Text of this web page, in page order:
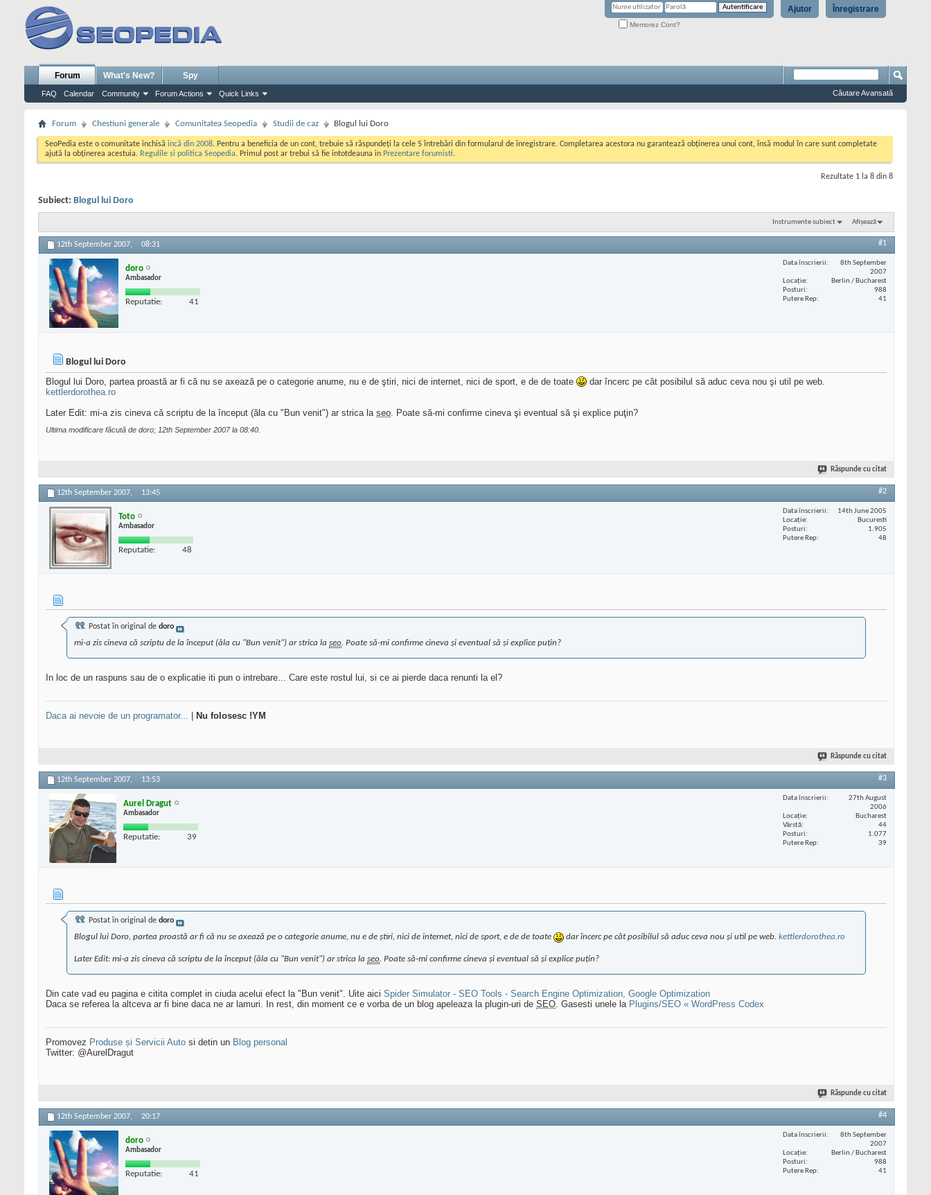
Înregistrare
Ajutor
Memorez Cont?
Forum
FAQ Calendar Community Forum Actions Quick Links
What's New? Spy
Căutare Avansată
Forum Chestiuni generale Comunitatea Seopedia Studii de caz Blogul lui Doro
SeoPedia este o comunitate inchisă incă din 2008. Pentru a beneficia de un cont, trebuie să răspundeți la cele 5 întrebări din formularul de înregistrare. Completarea acestora nu garantează obținerea unui cont, însă modul în care sunt completate
ajută la obținerea acestuia. Regulile si politica Seopedia. Primul post ar trebui să fie intotdeauna in Prezentare forumisti.
Rezultate 1 la 8 din 8
Subiect: Blogul lui Doro
Instrumente subiect Afișează
12th September 2007, 08:31 #1
doro
Ambasador
Reputatie: 41
Data înscrierii
8th September
2007
Locaţie
Berlin / Bucharest
Posturi
988
Putere Rep
41
Blogul lui Doro
Blogul lui Doro, partea proastă ar fi că nu se axează pe o categorie anume, nu e de ştiri, nici de internet, nici de sport, e de de toate
dar încerc pe cât posibilul să aduc ceva nou şi util pe web.
kettlerdorothea.ro
Later Edit: mi-a zis cineva că scriptu de la început (ăla cu "Bun venit") ar strica la seo. Poate să-mi confirme cineva şi eventual să şi explice puţin?
Ultima modificare făcută de doro; 12th September 2007 la 08:40
Răspunde cu citat
12th September 2007, 13:45 #2
Toto
Ambasador
Reputatie: 48
Data înscrierii
14th June 2005
Locaţie
Bucuresti
Posturi
1.905
Putere Rep
48
Postat în original de doro
mi-a zis cineva că scriptu de la început (ăla cu "Bun venit") ar strica la seo. Poate să-mi confirme cineva şi eventual să şi explice puţin?
In loc de un raspuns sau de o explicatie iti pun o intrebare... Care este rostul lui, si ce ai pierde daca renunti la el?
Daca ai nevoie de un programator... Nu folosesc !YM
Răspunde cu citat
12th September 2007, 13:53 #3
Aurel Dragut
Ambasador
Reputatie: 39
Data înscrierii
27th August
2006
Locaţie
Bucharest
Vârstă
44
Posturi
1.077
Putere Rep
39
Postat în original de doro
Blogul lui Doro, partea proastă ar fi că nu se axează pe o categorie anume, nu e de ştiri, nici de internet, nici de sport, e de de toate dar încerc pe cât posibilul să aduc ceva nou şi util pe web. kettlerdorothea.ro
Later Edit: mi-a zis cineva că scriptu de la început (ăla cu "Bun venit") ar strica la seo. Poate să-mi confirme cineva şi eventual să şi explice puţin?
Din cate vad eu pagina e citita complet in ciuda acelui efect la "Bun venit". Uite aici Spider Simulator - SEO Tools - Search Engine Optimization, Google Optimization
Daca se referea la altceva ar fi bine daca ne ar lamuri. In rest, din moment ce e vorba de un blog apeleaza la plugin-uri de SEO. Gasesti unele la Plugins/SEO « WordPress Codex
Promovez Produse și Servicii Auto si detin un Blog personal
Twitter: @AurelDragut
Răspunde cu citat
12th September 2007, 20:17 #4
doro
Ambasador
Reputatie: 41
Data înscrierii
8th September
2007
Locaţie
Berlin / Bucharest
Posturi
988
Putere Rep
41